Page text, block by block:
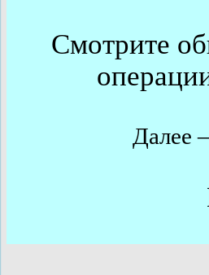
Смотрите
Далее